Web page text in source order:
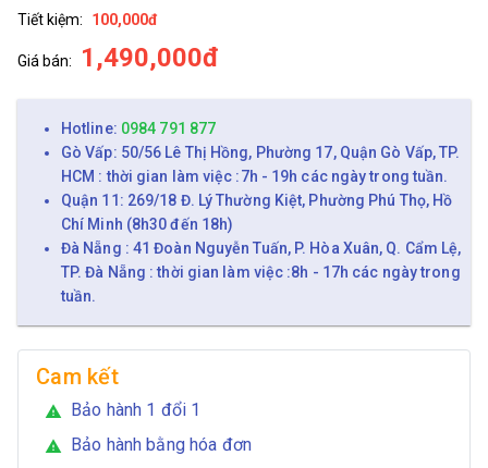
Tiết kiệm:
100,000đ
Giá bán: 1,490,000đ
Hotline: 0984 791 877
Gò Vấp: 50/56 Lê Thị Hồng, Phường 17, Quận Gò Vấp, TP.
HCM : thời gian làm việc :7h - 19h các ngày trong tuần.
Quận 11: 269/18 Đ. Lý Thường Kiệt, Phường Phú Thọ, Hồ
Chí Minh (8h30 đến 18h)
Đà Nẵng : 41 Đoàn Nguyễn Tuấn, P. Hòa Xuân, Q. Cẩm Lệ,
TP. Đà Nẵng : thời gian làm việc :8h - 17h các ngày trong
tuần.
Cam kết
warning Bảo hành 1 đổi 1
warning Bảo hành bằng hóa đơn